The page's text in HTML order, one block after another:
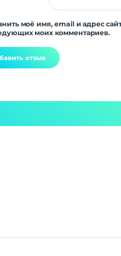
моё имя, email и адрес
моих комментариев.